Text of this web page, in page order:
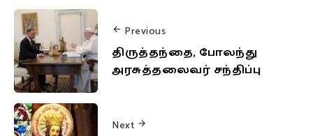
Previous
திருத்தந்தை, போலந்து
அரசுத்தலைவர் சந்திப்பு
Next